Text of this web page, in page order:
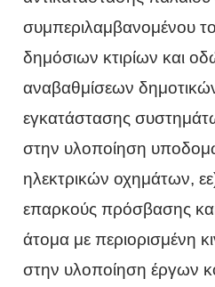
συμπεριλαμβανομένου
δημόσιων κτιρίων και
αναβαθμίσεων
εγκατάστασης
στην υλοποίηση
ηλεκτρικών οχημάτων,
επαρκούς πρόσβασης
άτομα με περιορισμένη
στην υλοποίηση έργων